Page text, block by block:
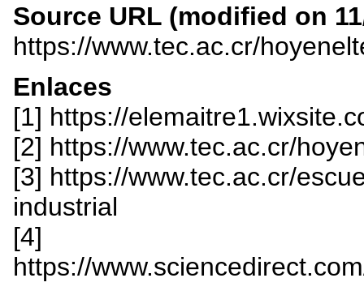
Source URL (modified on
https://www.tec.ac.cr/
Enlaces
[1] https://
[2] https://www.tec.ac.cr/
[3] https://www.tec.ac.cr/
industrial
[4]
https://